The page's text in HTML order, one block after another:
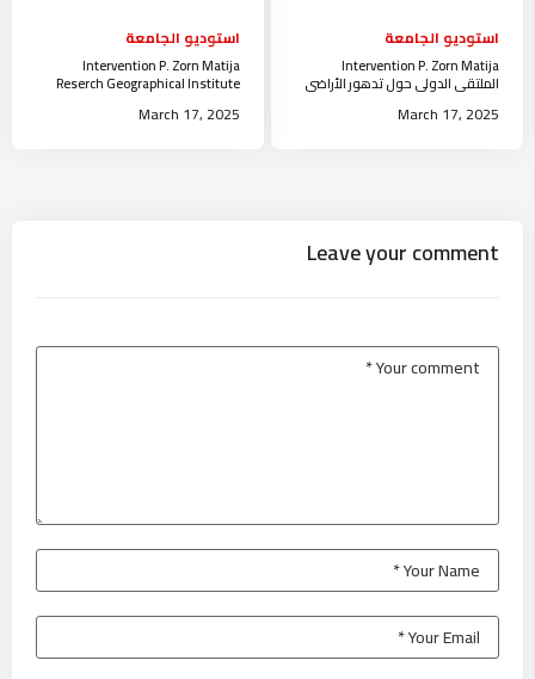
استوديو الجامعة
Intervention P. Zorn Matija
الملتقى الدولي حول تدهور الأراضي
March 17, 2025
استوديو الجامعة
Intervention P. Zorn Matija
Reserch Geographical Institute
March 17, 2025
Leave your comment